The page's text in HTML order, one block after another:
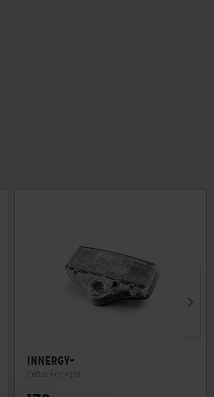
INNERGY+
Cetus Forlygte